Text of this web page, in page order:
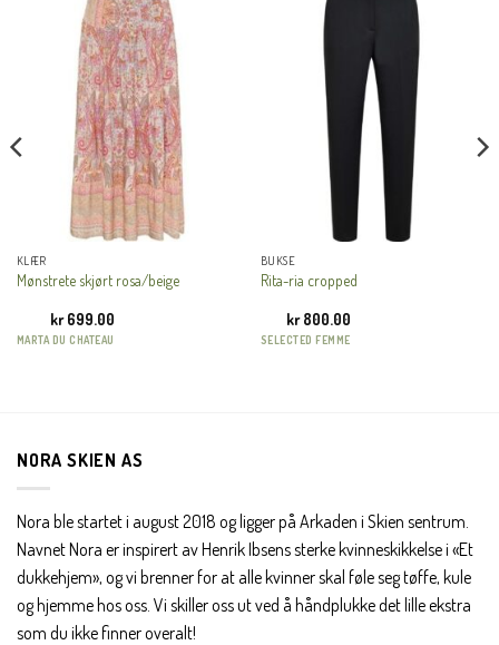
KLÆR
Mønstrete skjørt rosa/beige
kr699.00
MARTA DU CHATEAU
BUKSE
Rita-ria cropped
kr800.00
SELECTED FEMME
NORA SKIEN AS
Nora ble startet i august 2018 og ligger på Arkaden i Skien sentrum.
Navnet Nora er inspirert av Henrik Ibsens sterke kvinneskikkelse i «Et
dukkehjem», og vi brenner for at alle kvinner skal føle seg tøffe, kule
og hjemme hos oss. Vi skiller oss ut ved å håndplukke det lille ekstra
som du ikke finner overalt!
KUNDEKLUBB
En liten velkomstgave til deg! ❤️
Bli en del av Nora-familien i dag. Som medlem får du 10%
rabatt på din første handel og eksklusive fordeler rett i lomma.
JA, HENT MIN RABATTKODE!
Nei takk, Jeg er ikke interessert